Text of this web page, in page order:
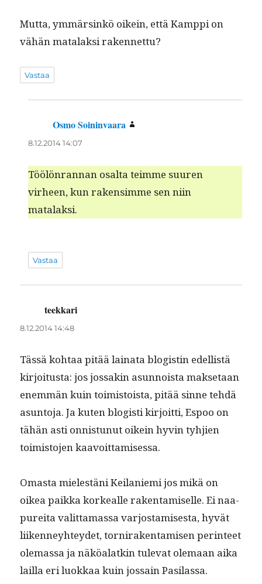
Mut­ta, ymmärsinkö oikein, että Kamp­pi on
vähän mata­lak­si rakennettu?
Vastaa
Osmo Soininvaara
8.12.2014 14:07
Töölön­ran­nan osalta teimme suuren
virheen, kun rak­en­simme sen niin
matalaksi.
Vastaa
teekkari
8.12.2014 14:48
Tässä kohtaa pitää laina­ta blo­gistin edel­listä
kir­joi­tus­ta: jos jos­sakin asun­noista mak­se­taan
enem­män kuin toimis­toista, pitää sinne tehdä
asun­to­ja. Ja kuten blo­gisti kir­joit­ti, Espoo on
tähän asti onnis­tunut oikein hyvin tyhjien
toimis­to­jen kaavoittamisessa.
Omas­ta mielestäni Keilanie­mi jos mikä on
oikea paik­ka korkealle rak­en­tamiselle. Ei naa­
pure­i­ta valit­ta­mas­sa var­jostamis­es­ta, hyvät
liiken­ney­htey­det, torni­rak­en­tamisen per­in­teet
ole­mas­sa ja näköalatkin tule­vat ole­maan aika
lail­la eri luokkaa kuin jos­sain Pasilassa.